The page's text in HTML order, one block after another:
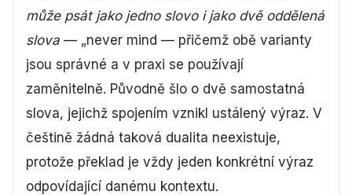
může psát jako jedno slovo i jako dvě oddělená
slova — „never mind — přičemž obě varianty
jsou správné a v praxi se používají
zaměnitelně. Původně šlo o dvě samostatná
slova, jejichž spojením vznikl ustálený výraz. V
češtině žádná taková dualita neexistuje,
protože překlad je vždy jeden konkrétní výraz
odpovídající danému kontextu.